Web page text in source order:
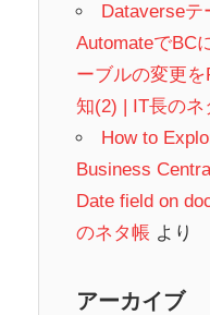
Dataverseテ
AutomateでBC
ーブルの変更を
知(2) | IT長のネ
How to
Business
Date field on
のネタ帳 より
アーカイブ